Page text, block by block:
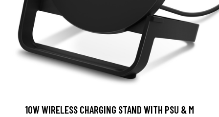
10W WIRELESS CHARGING STAND WITH PSU & M